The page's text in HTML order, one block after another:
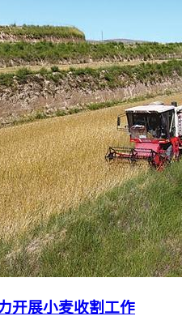
开展小麦收割工作